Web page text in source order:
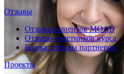
Отзывы
Отзывы клиентов MOAB
Отзывы участников курса
Биржа: отзывы партнеров
Проекты